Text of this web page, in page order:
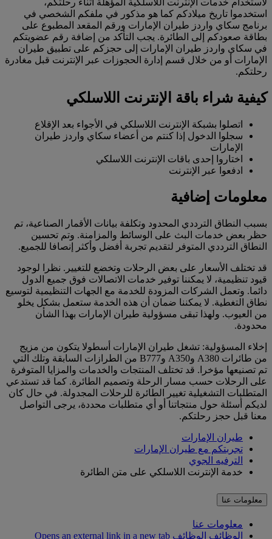
لاستخدام خدمات الإنترنت اللاسلكية المؤهلة أثناء رحلتكم،
استخدموا تاريخ ميلادكم كما هو مذكور في ملفكم الشخصي في
برنامج سكاي واردز طيران الإمارات ورقم المقعد المطبوع على
بطاقة صعودكم إلى الطائرة. يجب التأكد من إضافة رقم عضويتكم
في سكاي واردز طيران الإمارات إلى حجزكم على تطبيق طيران
الإمارات أو من خلال قسم إدارة الحجوزات عبر الإنترنت قبل مغادرة
رحلتكم.
كيفية شراء باقة الإنترنت اللاسلكي
اتصلوا بشبكة الإنترنت اللاسلكي في الأجواء بعد الإقلاع
سجلوا الدخول إذا كنتم من أعضاء سكاي واردز طيران
الإمارات
اختاروا إحدى باقات الإنترنت اللاسلكي
ادفعوا عبر الإنترنت
معلومات إضافية
بسبب النطاق الترددي المحدود وتكلفة بيانات الأقمار الصناعية، تم
حظر بعض خدمات البث على الوسائط والمزامنة. وتم تحسين
النطاق الترددي المتوفر لتقديم تجربة أفضل وأكثر إنصافا للجميع.
قد تختلف الأسعار على بعض الرحلات وتخضع للتغيير. نظرا لوجود
قيود تنظيمية، لا يمكننا توفير خدمات الاتصالات فوق جميع الدول
دائما. وتعمل الشركات المزودة للخدمة مع الجهات التنظيمية لتوسيع
نطاق التغطية. لا يمكننا ضمان أن هذه الخدمة ستعمل بشكل يخلو
من العيوب. ولهذا تبقى مسؤولية طيران الإمارات بهذا الشأن
محدودة.
إخلاء المسؤولية: تشغل طيران الإمارات أسطولا يتكون من مزيج
من طائرات A380 وA350 وB777 من الطرازات السابقة وتلك التي
تم تصنيعها مؤخرا. قد تختلف المنتجات والخدمات والمزايا المتوفرة
على الرحلات حسب مسار الرحلة وتصميم الطائرة. كما قد تستدعي
المتطلبات التشغيلية تغيير الطائرة للرحلات المجدولة. في حال كان
لديكم أسئلة حول منتجاتنا أو أي متطلبات محددة، يرجى التواصل
معنا قبل حجز رحلتكم.
طيران الإمارات
تجربتكم مع طيران الإمارات
الترفيه الجوي
خدمة الإنترنت اللاسلكي على متن الطائرة
معلومات عنا
معلومات عنا
الوظائف الوظائف Opens an external link in a new tab